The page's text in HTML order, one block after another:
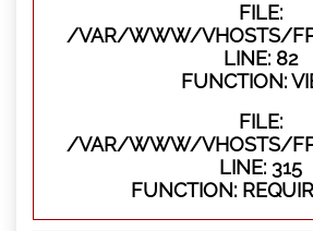
FILE:
/VAR/WWW/VHOSTS/
LINE: 82
FUNCTION:
FILE:
/VAR/WWW/VHOSTS/
LINE: 315
FUNCTION: